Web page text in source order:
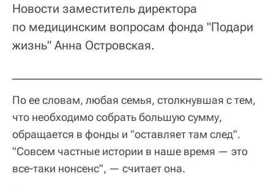
Новости заместитель директора
по медицинским вопросам фонда "Подари
жизнь" Анна Островская.
По ее словам, любая семья, столкнувшая с тем,
что необходимо собрать большую сумму,
обращается в фонды и "оставляет там след".
"Совсем частные истории в наше время — это
все-таки нонсенс", — считает она.